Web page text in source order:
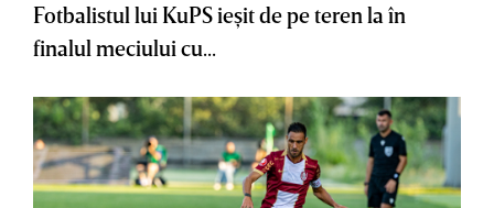
Fotbalistul lui KuPS ieşit de pe teren la în
finalul meciului cu...